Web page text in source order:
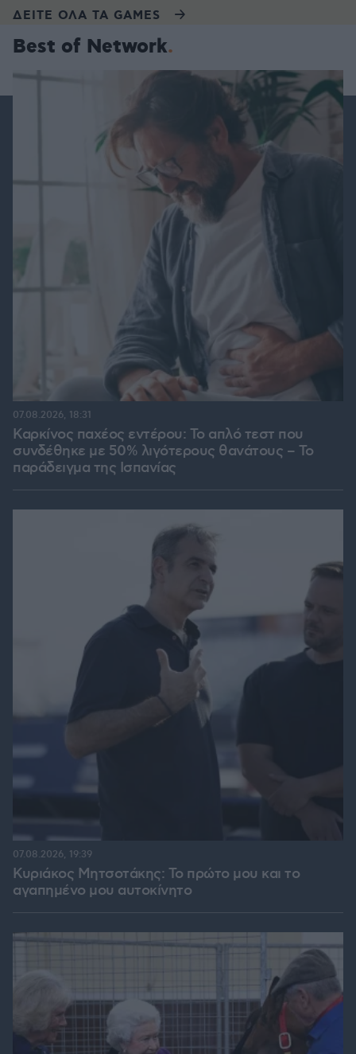
ΔΕΙΤΕ ΟΛΑ ΤΑ GAMES
Best of Network
Καρκίνος παχέος εντέρου: Το απλό τεστ που
συνδέθηκε με 50% λιγότερους θανάτους – Το
παράδειγμα της Ισπανίας
07.08.2026, 18:31
Κυριάκος Μητσοτάκης: Το πρώτο μου και το
αγαπημένο μου αυτοκίνητο
07.08.2026, 19:39